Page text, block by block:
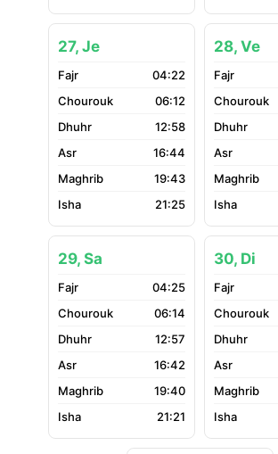
27, Je
04:22
06:12
12:58
16:44
19:43
21:25
28, Ve
29, Sa
04:25
06:14
12:57
16:42
19:40
21:21
30, Di